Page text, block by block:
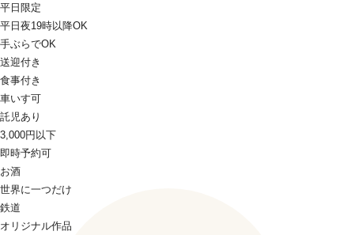
平日限定
平日夜19時以降OK
手ぶらでOK
送迎付き
食事付き
車いす可
託児あり
3,000円以下
即時予約可
お酒
世界に一つだけ
鉄道
オリジナル作品